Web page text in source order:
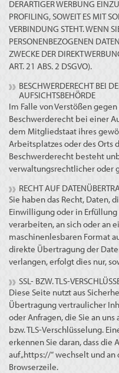
DERARTIGER WERBUNG
PROFILING, SOWEIT ES MIT
VERBINDUNG STEHT. WENN
PERSONENBEZOGENEN
ZWECKE DER
ART. 21 ABS. 2 DSGVO).
BESCHWERDERECHT BEI
AUFSICHTSBEHÖRDE
Im Falle von Verstößen
Beschwerderecht bei einer
dem Mitgliedstaat ihres
Arbeitsplatzes oder des Orts
Beschwerderecht besteht
verwaltungsrechtlicher oder
RECHT AUF
Sie haben das Recht, Daten,
Einwilligung oder in
verarbeiten, an sich oder an
maschinenlesbaren Format
direkte Übertragung der
verlangen, erfolgt dies nur,
SSL- BZW. TLS-
Diese Seite nutzt aus
Übertragung vertraulicher
oder Anfragen, die Sie an
bzw. TLS-Verschlüsselung.
erkennen Sie daran, dass die
auf „https://“ wechselt und
Browserzeile.